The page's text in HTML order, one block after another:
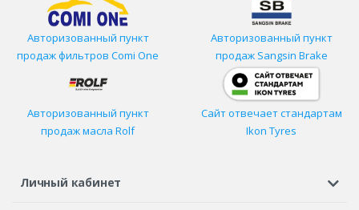
Авторизованный пункт
продаж фильтров Comi One
Авторизованный пункт
продаж Sangsin Brake
Авторизованный пункт
продаж масла Rolf
Сайт отвечает стандартам
Ikon Tyres
Личный кабинет